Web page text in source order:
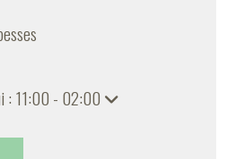
: 11:00 - 02:00